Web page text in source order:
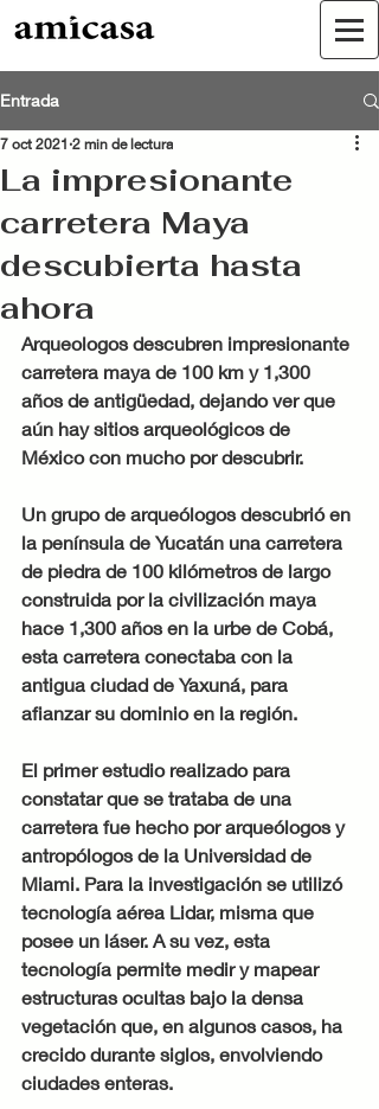
Entrada
La impresionante
carretera Maya
descubierta hasta
ahora
7 oct 2021 2 min de lectura
Arqueologos descubren impresionante
carretera maya de 100 km y 1,300
años de antigüedad, dejando ver que
aún hay sitios arqueológicos de
México con mucho por descubrir.
Un grupo de arqueólogos descubrió en
la península de Yucatán una carretera
de piedra de 100 kilómetros de largo
construida por la civilización maya
hace 1,300 años en la urbe de Cobá,
esta carretera conectaba con la
antigua ciudad de Yaxuná, para
afianzar su dominio en la región.
El primer estudio realizado para
constatar que se trataba de una
carretera fue hecho por arqueólogos y
antropólogos de la Universidad de
Miami. Para la investigación se utilizó
tecnología aérea Lidar, misma que
posee un láser. A su vez, esta
tecnología permite medir y mapear
estructuras ocultas bajo la densa
vegetación que, en algunos casos, ha
crecido durante siglos, envolviendo
ciudades enteras.